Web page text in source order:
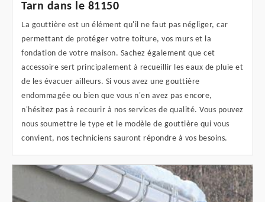
Tarn dans le 81150
La gouttière est un élément qu'il ne faut pas négliger, car
permettant de protéger votre toiture, vos murs et la
fondation de votre maison. Sachez également que cet
accessoire sert principalement à recueillir les eaux de pluie et
de les évacuer ailleurs. Si vous avez une gouttière
endommagée ou bien que vous n'en avez pas encore,
n'hésitez pas à recourir à nos services de qualité. Vous pouvez
nous soumettre le type et le modèle de gouttière qui vous
convient, nos techniciens sauront répondre à vos besoins.